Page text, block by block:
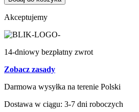
Akceptujemy
14-dniowy bezpłatny zwrot
Zobacz zasady
Darmowa wysyłka na terenie Polski
Dostawa w ciągu: 3-7 dni roboczych